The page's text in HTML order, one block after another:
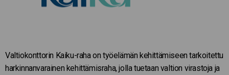
Valtiokonttorin Kaiku-raha on työelämän kehittämiseen tarkoitettu
harkinnanvarainen kehittämisraha, jolla tuetaan valtion virastoja ja